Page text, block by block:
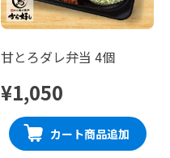
甘とろダレ弁当 4個
¥1,050
カート商品追加